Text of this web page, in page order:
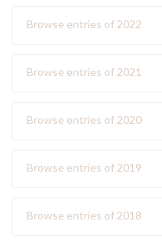
Browse entries of 2022
Browse entries of 2021
Browse entries of 2020
Browse entries of 2019
Browse entries of 2018